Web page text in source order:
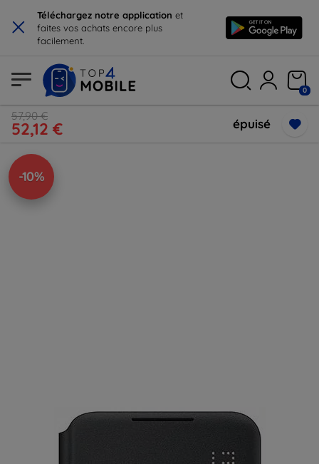
× Téléchargez notre application et
faites vos achats encore plus
facilement.
0
57,90 €
52,12 € épuisé
-10%